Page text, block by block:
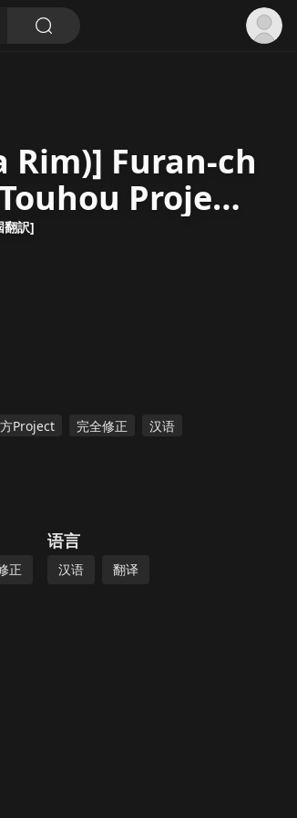
Rim)] Furan-ch
Project)
翻訳]
Project 完全修正
汉语
正
语言
汉语 翻译